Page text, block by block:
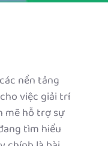
nền tảng
việc giải trí
mẽ hỗ trợ sự
tìm hiểu